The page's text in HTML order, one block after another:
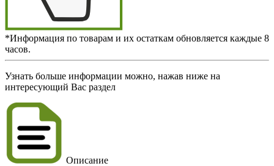
*Информация по товарам и их остаткам обновляется каждые 8
часов.
Узнать больше информации можно, нажав ниже на
интересующий Вас раздел
Описание